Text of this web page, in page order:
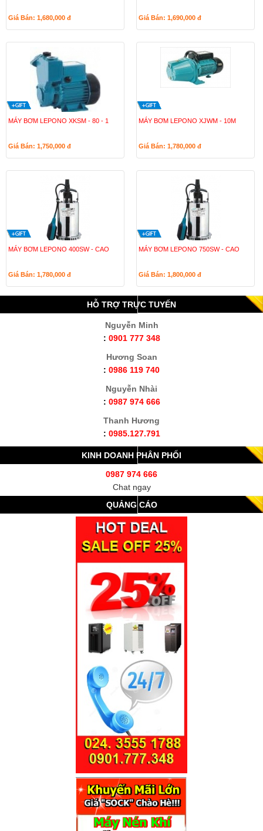
Giá Bán: 1,680,000 đ Giá Bán: 1,690,000 đ
MÁY BƠM LEPONO XKSM - 80 - 1
Giá Bán: 1,750,000 đ
MÁY BƠM LEPONO XJWM - 10M
Giá Bán: 1,780,000 đ
MÁY BƠM LEPONO 400SW - CAO
Giá Bán: 1,780,000 đ
MÁY BƠM LEPONO 750SW - CAO
Giá Bán: 1,800,000 đ
HỖ TRỢ TRỰC TUYẾN
Nguyễn Minh
: 0901 777 348
Hương Soan
: 0986 119 740
Nguyễn Nhài
: 0987 974 666
Thanh Hương
: 0985.127.791
KINH DOANH PHÂN PHỐI
0987 974 666
Chat ngay
QUẢNG CÁO